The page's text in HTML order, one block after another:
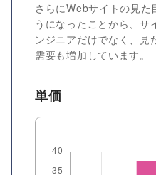
さらにWebサイトの見た
うになったことから、サ
ンジニアだけでなく、見
需要も増加しています。
単価